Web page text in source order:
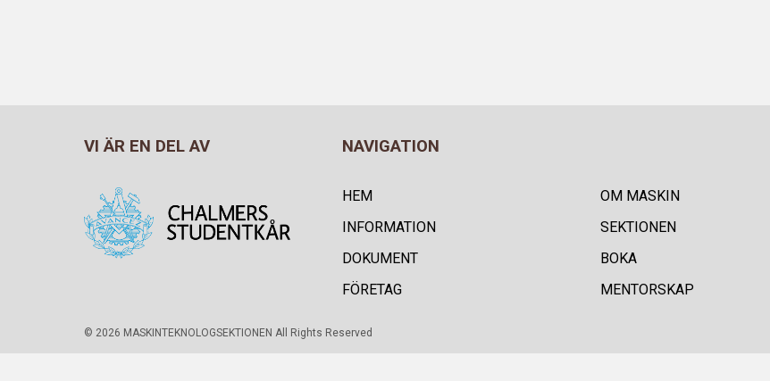
VI ÄR EN DEL AV NAVIGATION
HEM
OM MASKIN
INFORMATION
SEKTIONEN
DOKUMENT
BOKA
FÖRETAG
MENTORSKAP
© 2026 MASKINTEKNOLOGSEKTIONEN All Rights Reserved